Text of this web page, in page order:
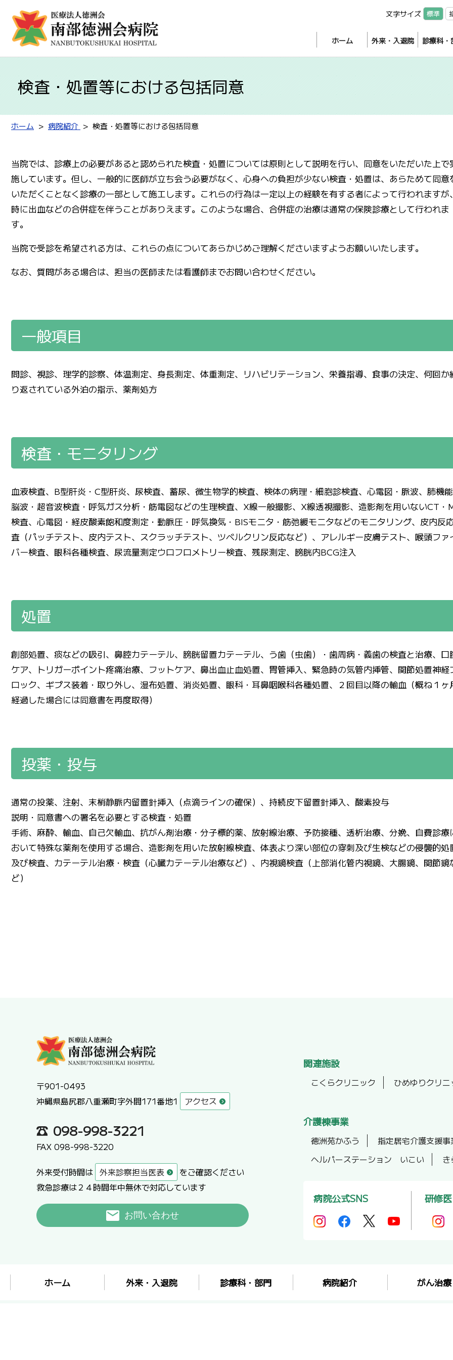
文字サイズ 標準
ホーム 外来・入退院 診療科・
検査・処置等における包括同意
ホーム 病院紹介 検査・処置等における包括同意
当院では、診療上の必要があると認められた検査・処置については原則として説明を行い、同意をいただいた上で
施しています。但し、一般的に医師が立ち会う必要がなく、心身への負担が少ない検査・処置は、あらためて同意
いただくことなく診療の一部として施工します。これらの行為は一定以上の経験を有する者によって行われますが、
時に出血などの合併症を伴うことがありえます。このような場合、合併症の治療は通常の保険診療として行われま
す。
当院で受診を希望される方は、これらの点についてあらかじめご理解くださいますようお願いいたします。
なお、質問がある場合は、担当の医師または看護師までお問い合わせください。
一般項目
問診、視診、理学的診察、体温測定、身長測定、体重測定、リハビリテーション、栄養指導、食事の決定、何回か
り返されている外泊の指示、薬剤処方
検査・モニタリング
血液検査、B型肝炎・C型肝炎、尿検査、蓄尿、微生物学的検査、検体の病理・細胞診検査、心電図・脈波、肺機能
脳波・超音波検査・呼気ガス分析・筋電図などの生理検査、X線一般撮影、X線透視撮影、造影剤を用いないCT・
検査、心電図・経皮酸素飽和度測定・動脈圧・呼気換気・BISモニタ・筋弛緩モニタなどのモニタリング、皮内反
査（パッチテスト、皮内テスト、スクラッチテスト、ツベルクリン反応など）、アレルギー皮膚テスト、喉頭ファ
バー検査、眼科各種検査、尿流量測定ウロフロメトリー検査、残尿測定、膀胱内BCG注入
処置
創部処置、痰などの吸引、鼻腔カテーテル、膀胱留置カテーテル、う歯（虫歯）・歯周病・義歯の検査と治療、口
ケア、トリガーポイント疼痛治療、フットケア、鼻出血止血処置、胃管挿入、緊急時の気管内挿管、関節処置神経
ロック、ギプス装着・取り外し、湿布処置、消炎処置、眼科・耳鼻咽喉科各種処置、２回目以降の輸血（概ね１ヶ
経過した場合には同意書を再度取得）
投薬・投与
通常の投薬、注射、末梢静脈内留置針挿入（点滴ラインの確保）、持続皮下留置針挿入、酸素投与
説明・同意書への署名を必要とする検査・処置
手術、麻酔、輸血、自己欠輸血、抗がん剤治療・分子標的薬、放射線治療、予防接種、透析治療、分娩、自費診療
おいて特殊な薬剤を使用する場合、造影剤を用いた放射線検査、体表より深い部位の穿刺及び生検などの侵襲的処
及び検査、カテーテル治療・検査（心臓カテーテル治療など）、内視鏡検査（上部消化管内視鏡、大腸鏡、関節鏡
ど）
〒901-0493
沖縄県島尻郡八重瀬町字外間171番地1
アクセス
098-998-3221
FAX 098-998-3220
外来受付時間は 外来診察担当医表
をご確認ください
救急診療は２４時間年中無休で対応しています
お問い合わせ
関連施設
こくらクリニック ひめゆりクリニ
介護棟事業
徳洲苑かふう 指定居宅介護支援事
ヘルパーステーション いこい
き
病院公式SNS 研修医
ホーム 外来・入退院 診療科・部門 病院紹介 がん治療